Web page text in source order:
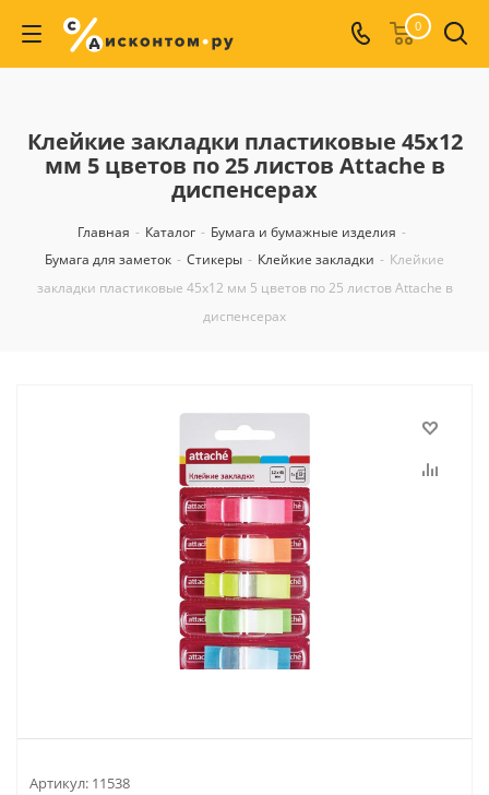
0
Клейкие закладки пластиковые 45х12
мм 5 цветов по 25 листов Attache в
диспенсерах
Главная - Каталог - Бумага и бумажные изделия -
Бумага для заметок - Стикеры - Клейкие закладки - Клейкие
закладки пластиковые 45х12 мм 5 цветов по 25 листов Attache в
диспенсерах
Артикул: 11538